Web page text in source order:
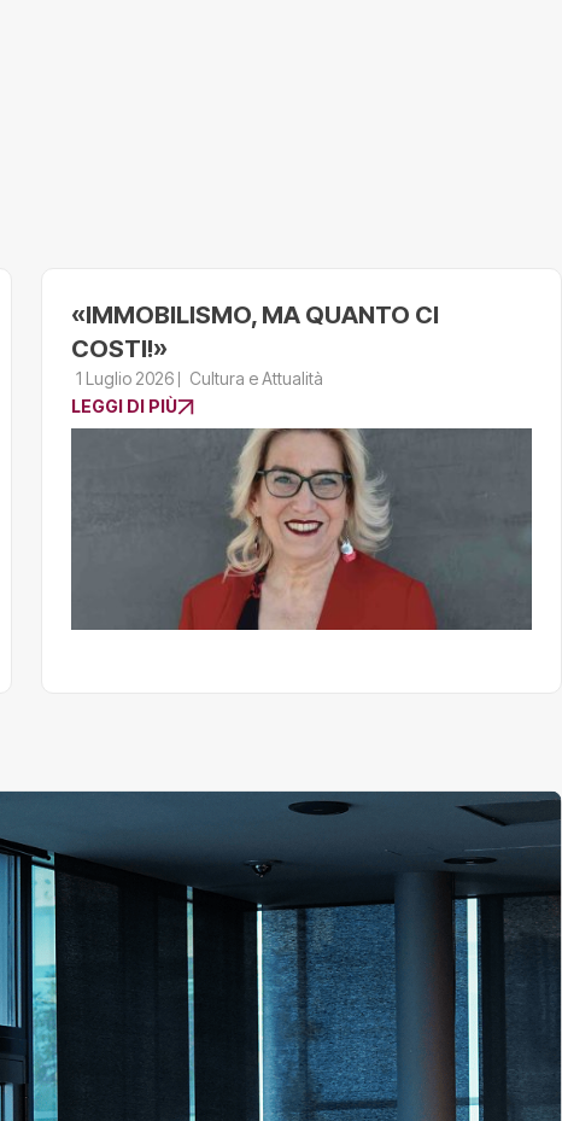
«IMMOBILISMO, MA QUANTO CI
COSTI!»
1 Luglio 2026
Cultura e Attualità
LEGGI DI PIÙ